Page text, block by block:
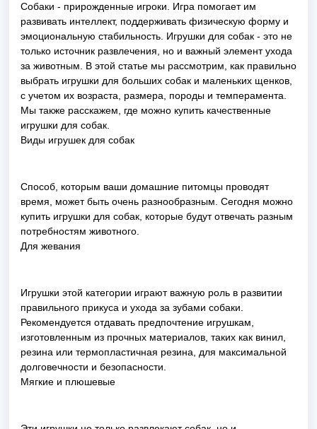
Собаки - прирожденные игроки. Игра помогает им
развивать интеллект, поддерживать физическую форму и
эмоциональную стабильность. Игрушки для собак - это не
только источник развлечения, но и важный элемент ухода
за животным. В этой статье мы рассмотрим, как правильно
выбрать игрушки для больших собак и маленьких щенков,
с учетом их возраста, размера, породы и темперамента.
Мы также расскажем, где можно купить качественные
игрушки для собак.
Виды игрушек для собак
Способ, которым ваши домашние питомцы проводят
время, может быть очень разнообразным. Сегодня можно
купить игрушки для собак, которые будут отвечать разным
потребностям животного.
Для жевания
Игрушки этой категории играют важную роль в развитии
правильного прикуса и ухода за зубами собаки.
Рекомендуется отдавать предпочтение игрушкам,
изготовленным из прочных материалов, таких как винил,
резина или термопластичная резина, для максимальной
долговечности и безопасности.
Мягкие и плюшевые